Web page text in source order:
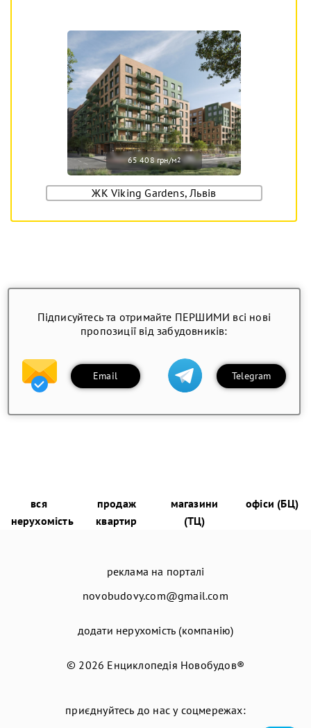
65 408 грн/м2
ЖК Viking Gardens, Львів
Підписуйтесь та отримайте ПЕРШИМИ всі нові
пропозиції від забудовників:
Email Telegram
вся
нерухомість
продаж
квартир
магазини
(ТЦ)
офіси (БЦ)
реклама на порталі
novobudovy.com@gmail.com
додати нерухомість (компанію)
© 2026 Енциклопедія Новобудов®
приєднуйтесь до нас у соцмережах: